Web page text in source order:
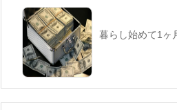
暮らし始めて1ヶ